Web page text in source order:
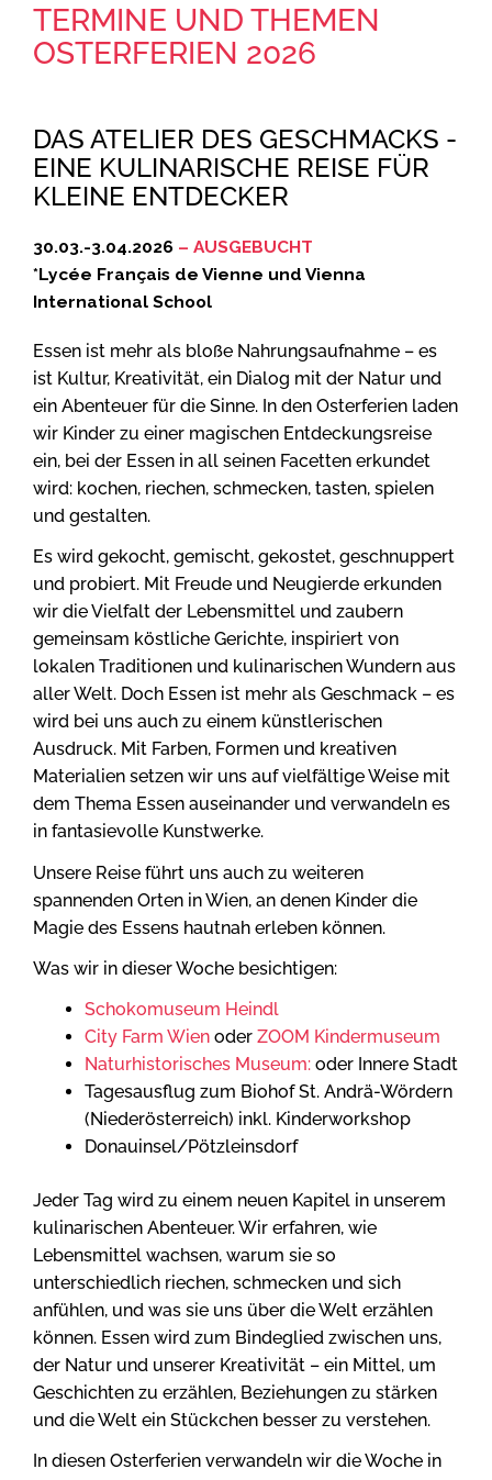
TERMINE UND THEMEN
OSTERFERIEN 2026
DAS ATELIER DES GESCHMACKS -
EINE KULINARISCHE REISE FÜR
KLEINE ENTDECKER
30.03.-3.04.2026 – AUSGEBUCHT
*Lycée Français de Vienne und Vienna
International School
Essen ist mehr als bloße Nahrungsaufnahme – es
ist Kultur, Kreativität, ein Dialog mit der Natur und
ein Abenteuer für die Sinne. In den Osterferien laden
wir Kinder zu einer magischen Entdeckungsreise
ein, bei der Essen in all seinen Facetten erkundet
wird: kochen, riechen, schmecken, tasten, spielen
und gestalten.
Es wird gekocht, gemischt, gekostet, geschnuppert
und probiert. Mit Freude und Neugierde erkunden
wir die Vielfalt der Lebensmittel und zaubern
gemeinsam köstliche Gerichte, inspiriert von
lokalen Traditionen und kulinarischen Wundern aus
aller Welt. Doch Essen ist mehr als Geschmack – es
wird bei uns auch zu einem künstlerischen
Ausdruck. Mit Farben, Formen und kreativen
Materialien setzen wir uns auf vielfältige Weise mit
dem Thema Essen auseinander und verwandeln es
in fantasievolle Kunstwerke.
Unsere Reise führt uns auch zu weiteren
spannenden Orten in Wien, an denen Kinder die
Magie des Essens hautnah erleben können.
Was wir in dieser Woche besichtigen:
Schokomuseum Heindl
City Farm Wienoder ZOOM Kindermuseum
Naturhistorisches Museum:oder Innere Stadt
Tagesausflug zum Biohof St. Andrä-Wördern
(Niederösterreich) inkl. Kinderworkshop
Donauinsel/Pötzleinsdorf
Jeder Tag wird zu einem neuen Kapitel in unserem
kulinarischen Abenteuer. Wir erfahren, wie
Lebensmittel wachsen, warum sie so
unterschiedlich riechen, schmecken und sich
anfühlen, und was sie uns über die Welt erzählen
können. Essen wird zum Bindeglied zwischen uns,
der Natur und unserer Kreativität – ein Mittel, um
Geschichten zu erzählen, Beziehungen zu stärken
und die Welt ein Stückchen besser zu verstehen.
In diesen Osterferien verwandeln wir die Woche in